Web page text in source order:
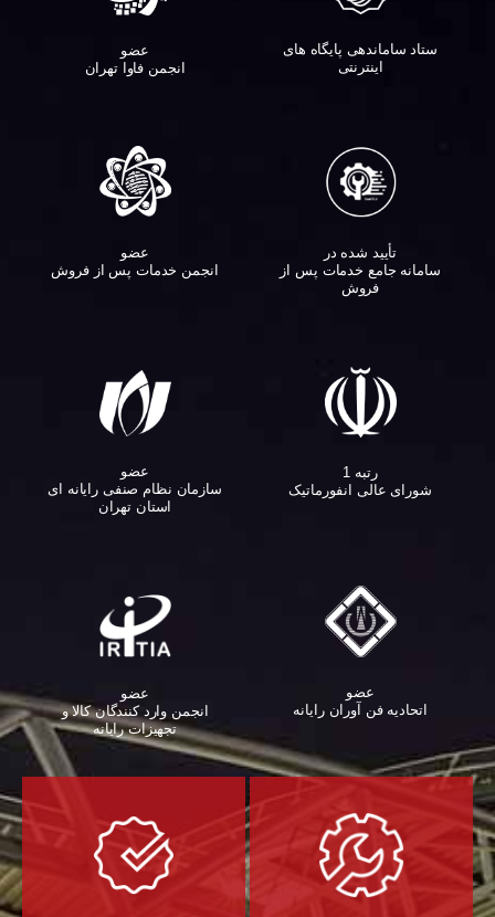
ستاد ساماندهی پایگاه های
اینترنتی
عضو
انجمن فاوا تهران
تأیید شده در
سامانه جامع خدمات پس از
فروش
عضو
انجمن خدمات پس از فروش
رتبه 1
شورای عالی انفورماتیک
عضو
سازمان نظام صنفی رایانه ای
استان تهران
عضو
اتحادیه فن آوران رایانه
عضو
انجمن وارد کنندگان کالا و
تجهیزات رایانه‌